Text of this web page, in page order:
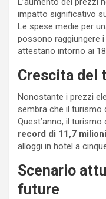
impatto significativo
Le spese medie per
possono raggiungere
attestano intorno ai
Crescita del
Nonostante i prezzi
sembra che il turismo
Quest’anno, il
record di 11,7
alloggi in hotel a
Scenario
future